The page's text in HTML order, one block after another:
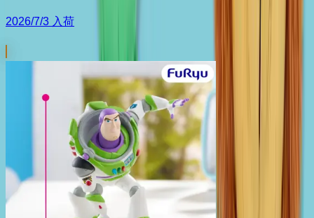
2026/7/3 入荷